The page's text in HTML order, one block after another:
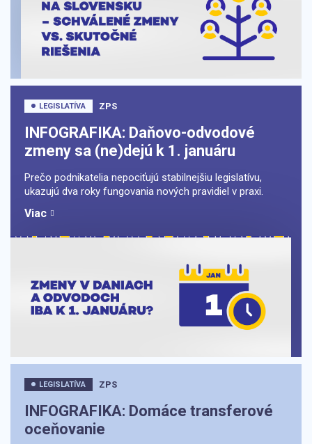
LEGISLATÍVA ZPS
INFOGRAFIKA: Daňovo-odvodové
zmeny sa (ne)dejú k 1. januáru
Prečo podnikatelia nepociťujú stabilnejšiu legislatívu,
ukazujú dva roky fungovania nových pravidiel v praxi.
Viac
LEGISLATÍVA ZPS
INFOGRAFIKA: Domáce transferové
oceňovanie